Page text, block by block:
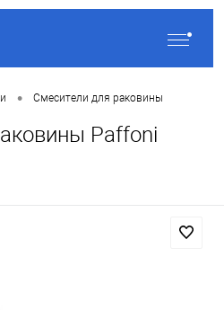
• Смесители для раковины
Paffoni